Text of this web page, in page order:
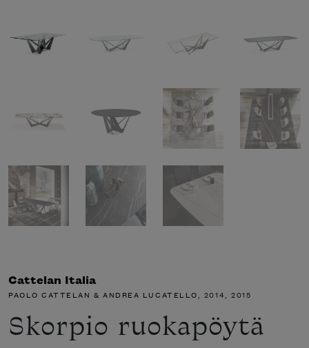
Cattelan Italia
PAOLO CATTELAN & ANDREA LUCATELLO, 2014, 2015
Skorpio ruokapöytä